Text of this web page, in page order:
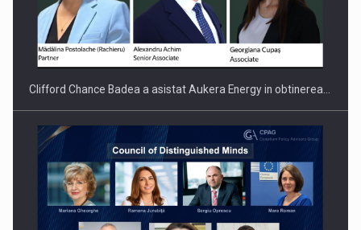
PUTTING ROMANIAN CORPORATE COMPANIES ON THE
INTERNATIONAL BUSINESS SCENE
Clifford Chance Badea a asistat Aukera Energy in obtinerea…